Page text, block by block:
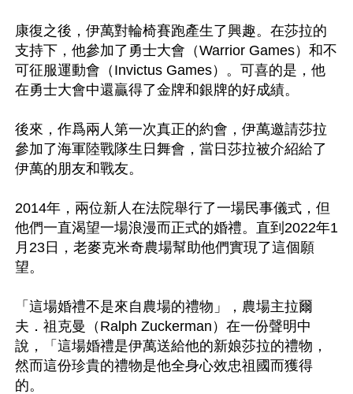
康復之後，伊萬對輪椅賽跑產生了興趣。在莎拉的
支持下，他參加了勇士大會（Warrior Games）和不
可征服運動會（Invictus Games）。可喜的是，他
在勇士大會中還贏得了金牌和銀牌的好成績。
後來，作爲兩人第一次真正的約會，伊萬邀請莎拉
參加了海軍陸戰隊生日舞會，當日莎拉被介紹給了
伊萬的朋友和戰友。
2014年，兩位新人在法院舉行了一場民事儀式，但
他們一直渴望一場浪漫而正式的婚禮。直到2022年1
月23日，老麥克米奇農場幫助他們實現了這個願
望。
「這場婚禮不是來自農場的禮物」，農場主拉爾
夫．祖克曼（Ralph Zuckerman）在一份聲明中
說，「這場婚禮是伊萬送給他的新娘莎拉的禮物，
然而這份珍貴的禮物是他全身心效忠祖國而獲得
的。